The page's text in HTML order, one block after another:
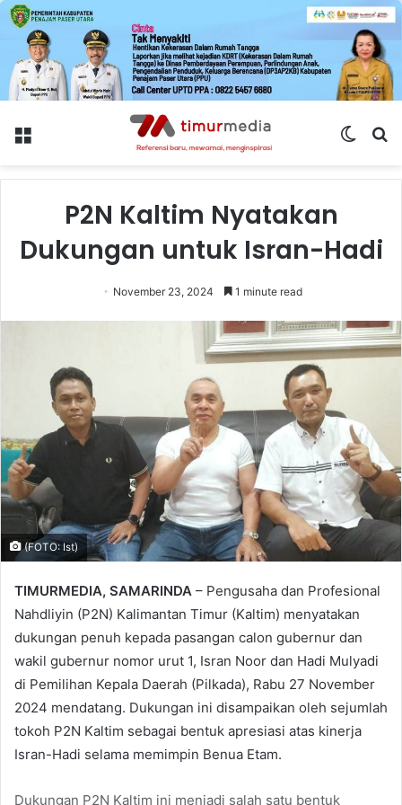
Menu
Switch
P2N Kaltim Nyatakan
Dukungan untuk Isran-Hadi
November 23, 2024 1 minute read
(FOTO: Ist)
TIMURMEDIA, SAMARINDA – Pengusaha dan Profesional
Nahdliyin (P2N) Kalimantan Timur (Kaltim) menyatakan
dukungan penuh kepada pasangan calon gubernur dan
wakil gubernur nomor urut 1, Isran Noor dan Hadi Mulyadi
di Pemilihan Kepala Daerah (Pilkada), Rabu 27 November
2024 mendatang. Dukungan ini disampaikan oleh sejumlah
tokoh P2N Kaltim sebagai bentuk apresiasi atas kinerja
Isran-Hadi selama memimpin Benua Etam.
Dukungan P2N Kaltim ini menjadi salah satu bentuk